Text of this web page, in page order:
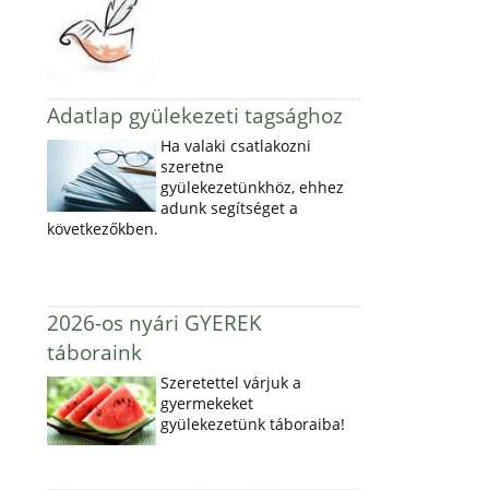
Adatlap gyülekezeti tagsághoz
Ha valaki csatlakozni
szeretne
gyülekezetünkhöz, ehhez
adunk segítséget a
következőkben.
2026-os nyári GYEREK
táboraink
Szeretettel várjuk a
gyermekeket
gyülekezetünk táboraiba!